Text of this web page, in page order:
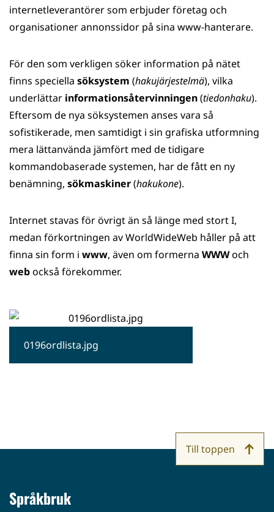
internetleverantörer som erbjuder företag och
organisationer annonssidor på sina www-hanterare.
För den som verkligen söker information på nätet
finns speciella söksystem (hakujärjestelmä), vilka
underlättar informationsåtervinningen(tiedonhaku).
Eftersom de nya söksystemen anses vara så
sofistikerade, men samtidigt i sin grafiska utformning
mera lättanvända jämfört med de tidigare
kommandobaserade systemen, har de fått en ny
benämning, sökmaskiner(hakukone).
Internet stavas för övrigt än så länge med stort I,
medan förkortningen av WorldWideWeb håller på att
finna sin form i www, även om formerna WWWoch
webockså förekommer.
0196ordlista.jpg
Språkbruk
Till toppen